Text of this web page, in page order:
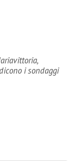
i sondaggi